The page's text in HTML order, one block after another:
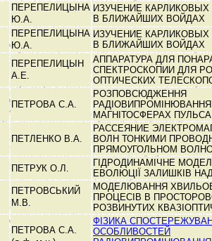
ПЕРЕПЕЛИЦЫНА
Ю.А.
ИЗУЧЕНИЕ КАРЛИКОВЫХ
В БЛИЖАЙШИХ ВОЙДАХ
ПЕРЕПЕЛИЦЫНА
Ю.А.
ИЗУЧЕНИЕ КАРЛИКОВЫХ
В БЛИЖАЙШИХ ВОЙДАХ
ПЕРЕПЕЛИЦЫН
А.Е.
АППАРАТУРА ДЛЯ
СПЕКТРОСКОПИИ ДЛЯ
ОПТИЧЕСКИХ
ПЕТРОВА С.А.
РОЗПОВСЮДЖЕННЯ
МАГНІТОСФЕРАХ
ПЕТЛЕНКО В.А.
РАССЕЯНИЕ
ВОЛН ТОНКИМИ
ПРЯМОУГОЛЬНОМ
ПЕТРУК О.Л.
ГІДРОДИНАМІЧНЕ
ЕВОЛЮЦІЇ ЗАЛИШКІВ
ПЕТРОВСЬКИЙ
М.В.
МОДЕЛЮВАННЯ
ПРОЦЕСІВ В
РОЗВИНУТИХ
ПЕТРОВА С.А.
ФІЗИКА
ОСОБЛИВОСТЕЙ